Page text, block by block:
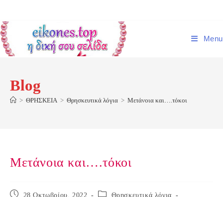
content
Menu
Blog
> ΘΡΗΣΚΕΙΑ > Θρησκευτικά λόγια > Μετάνοια και….τόκοι
Μετάνοια και….τόκοι
Post
28 Οκτωβρίου, 2022
Post
Θρησκευτικά λόγια